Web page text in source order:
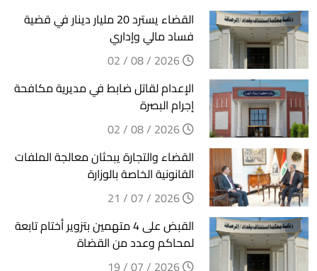
القضاء يسترد 20 مليار دينار في قضية
فساد مالي وإداري
الإعدام لقاتل ضابط في مديرية مكافحة
إجرام البصرة
القضاء والتجارة يبحثان معالجة الملفات
القانونية الخاصة بالوزارة
القبض على 4 متهمين بتزوير أختام تابعة
لمحاكم وعدد من القضاة